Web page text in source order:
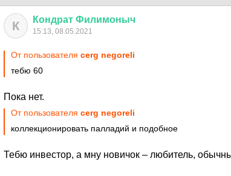
К Кондрат Филимоныч
15:13, 08.05.2021
От пользователя cerg negoreli
тебю 60
Пока нет.
От пользователя cerg negoreli
коллекционировать палладий и подобное
Тебю инвестор, а мну новичок – любитель,